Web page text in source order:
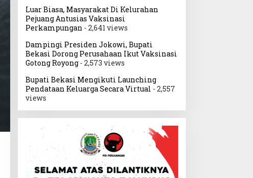
Luar Biasa, Masyarakat Di Kelurahan
Pejuang Antusias Vaksinasi
Perkampungan - 2,641 views
Dampingi Presiden Jokowi, Bupati
Bekasi Dorong Perusahaan Ikut Vaksinasi
Gotong Royong- 2,573 views
Bupati Bekasi Mengikuti Launching
Pendataan Keluarga Secara Virtual - 2,557
views